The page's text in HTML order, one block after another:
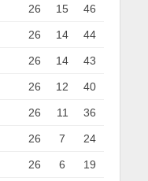
26 15 46
26 14 44
26 14 43
26 12 40
26 11 36
26 7 24
26 6 19